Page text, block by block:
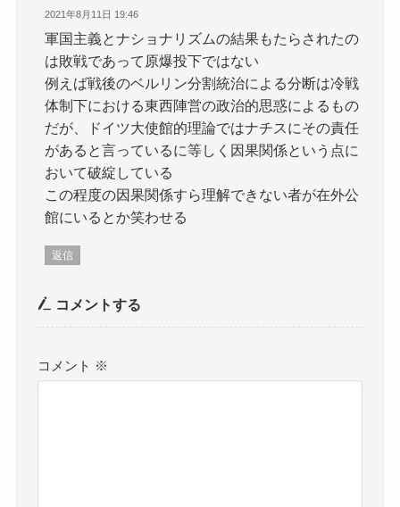
2021年8月11日 19:46
軍国主義とナショナリズムの結果もたらされたの
は敗戦であって原爆投下ではない
例えば戦後のベルリン分割統治による分断は冷戦
体制下における東西陣営の政治的思惑によるもの
だが、ドイツ大使館的理論ではナチスにその責任
があると言っているに等しく因果関係という点に
おいて破綻している
この程度の因果関係すら理解できない者が在外公
館にいるとか笑わせる
返信
コメントする
コメント ※